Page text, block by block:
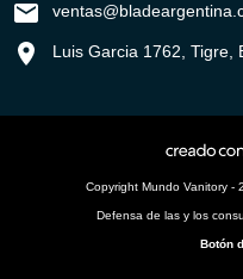
Luis Garcia 1762, Tigre,
Copyright Mundo Vanitory -
Defensa de las y los
Botón